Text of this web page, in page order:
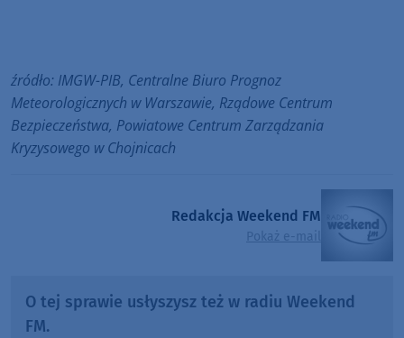
źródło: IMGW-PIB, Centralne Biuro Prognoz
Meteorologicznych w Warszawie, Rządowe Centrum
Bezpieczeństwa, Powiatowe Centrum Zarządzania
Kryzysowego w Chojnicach
Redakcja Weekend FM
Pokaż e-mail
O tej sprawie usłyszysz też w radiu Weekend
FM.